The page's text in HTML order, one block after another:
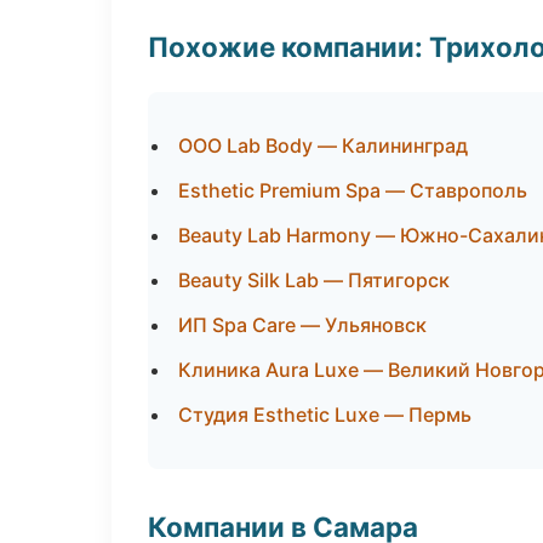
Похожие компании:
ООО Lab Body — Калининград
Esthetic Premium Spa — Ставрополь
Beauty Lab Harmony — Южно-
Beauty Silk Lab — Пятигорск
ИП Spa Care — Ульяновск
Клиника Aura Luxe — Великий
Студия Esthetic Luxe — Пермь
Компании в Самара